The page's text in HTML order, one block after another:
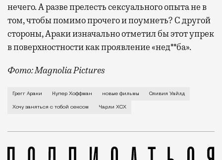
нечего. А разве прелесть сексуального опыта не в
том, чтобы помимо прочего и поумнеть? С другой
стороны, Араки изначально отметил бы этот упрек
в поверхностности как проявление «нед**ба».
Фото: Magnolia Pictures
В первой же сцене своего нового фильма Грегг
Грегг Араки Купер Хоффман новые фильмы Оливия Уайлд
Хочу заняться с тобой сексом Чарли XCX